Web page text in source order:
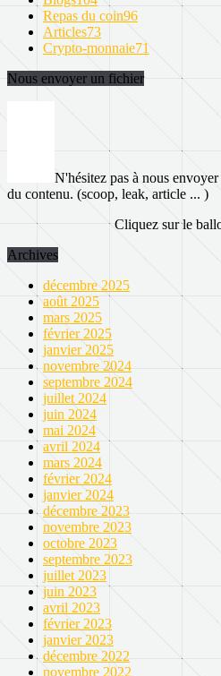
Repas du coin96
Articles73
Crypto-monnaie71
Nous envoyer un fichier
N'hésitez pas à nous
du contenu. (scoop, leak, article ... )
Cliquez sur le
Archives
décembre 2025
août 2025
mars 2025
février 2025
janvier 2025
novembre 2024
septembre 2024
juillet 2024
juin 2024
mai 2024
avril 2024
mars 2024
février 2024
janvier 2024
décembre 2023
novembre 2023
octobre 2023
septembre 2023
juillet 2023
juin 2023
avril 2023
février 2023
janvier 2023
décembre 2022
novembre 2022